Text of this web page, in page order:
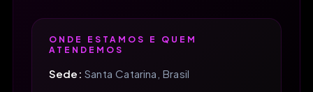
ONDE ESTAMOS E QUEM
ATENDEMOS
Sede: Santa Catarina, Brasil